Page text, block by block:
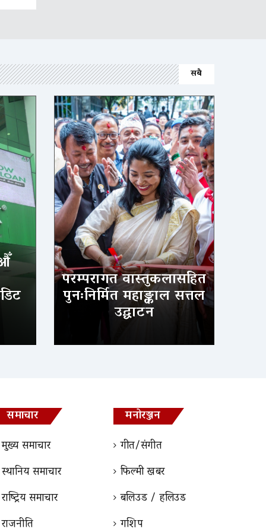
सबै
परम्परागत वास्तुकलासहित
पुनःनिर्मित महाङ्काल सत्तल
उद्घाटन
समाचार
मुख्य समाचार
स्थानिय समाचार
राष्ट्रिय समाचार
राजनीति
मनोरञ्जन
गीत/संगीत
फिल्मी खबर
बलिउड / हलिउड
गशिप